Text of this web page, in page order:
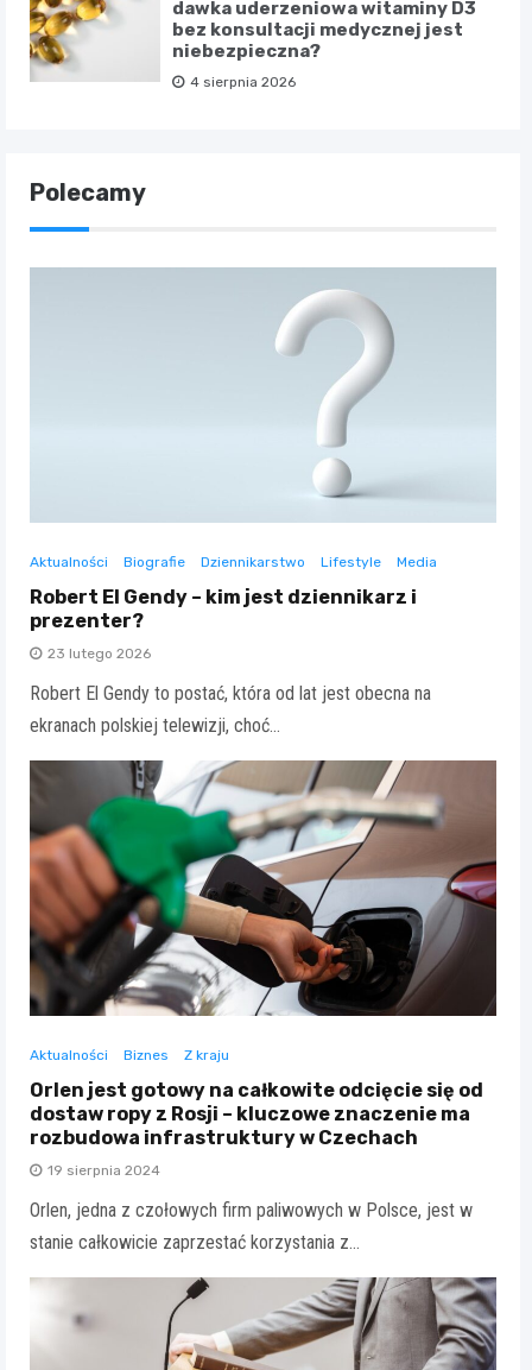
dawka uderzeniowa witaminy D3
bez konsultacji medycznej jest
niebezpieczna?
4 sierpnia 2026
Polecamy
Aktualności Biografie Dziennikarstwo Lifestyle Media
Robert El Gendy – kim jest dziennikarz i
prezenter?
23 lutego 2026
Robert El Gendy to postać, która od lat jest obecna na
ekranach polskiej telewizji, choć…
Aktualności Biznes Z kraju
Orlen jest gotowy na całkowite odcięcie się od
dostaw ropy z Rosji – kluczowe znaczenie ma
rozbudowa infrastruktury w Czechach
19 sierpnia 2024
Orlen, jedna z czołowych firm paliwowych w Polsce, jest w
stanie całkowicie zaprzestać korzystania z…